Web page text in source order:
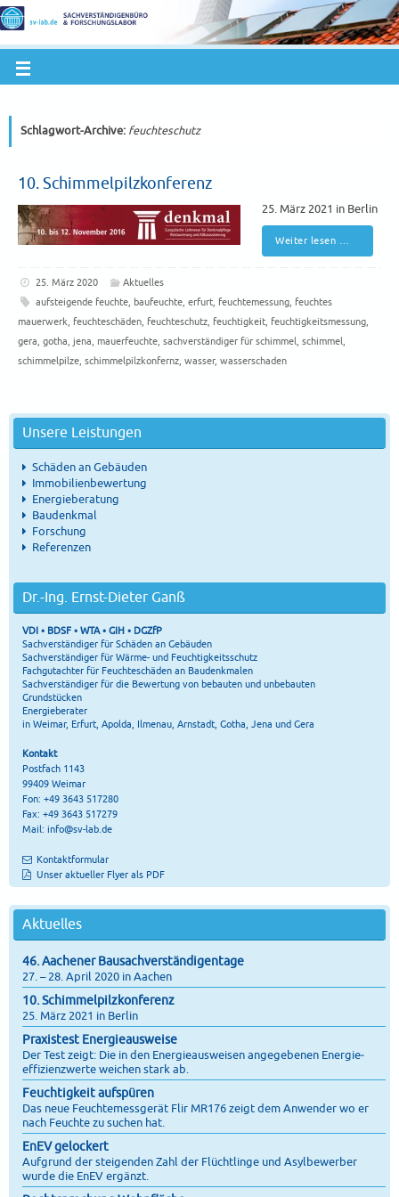
Schlagwort-Archive: feuchteschutz
10. Schimmelpilzkonferenz
25. März 2021 in Berlin
Weiter lesen …
25. März 2020
Aktuelles
aufsteigende feuchte, baufeuchte, erfurt, feuchtemessung, feuchtes
mauerwerk feuchteschäden feuchteschutz feuchtigkeit feuchtigkeitsmessung
gera gotha jena mauerfeuchte sachverständiger für schimmel schimmel
schimmelpilze schimmelpilzkonfernz wasser, wasserschaden
Unsere Leistungen
Schäden an Gebäuden
Immobilienbewertung
Energieberatung
Baudenkmal
Forschung
Referenzen
Dr.-Ing. Ernst-Dieter Ganß
VDI • BDSF • WTA • GIH • DGZfP
Sachverständiger für Schäden an Gebäuden
Sachverständiger für Wärme- und Feuchtigkeitsschutz
Fachgutachter für Feuchteschäden an Baudenkmalen
Sachverständiger für die Bewertung von bebauten und unbebauten
Grundstücken
Energieberater
in Weimar, Erfurt, Apolda, Ilmenau, Arnstadt, Gotha, Jena und Gera
Kontakt
Postfach 1143
99409 Weimar
Fon: +49 3643 517280
Fax: +49 3643 517279
Mail: info@sv-lab.de
Kontaktformular
Unser aktueller Flyer als PDF
Aktuelles
46. Aachener Bausachverständigentage
27. – 28. April 2020 in Aachen
10. Schimmelpilzkonferenz
25. März 2021 in Berlin
Praxistest Energieausweise
Der Test zeigt: Die in den Energie­ausweisen angegebenen Energie­
effizienz­werte weichen stark ab.
Feuchtigkeit aufspüren
Das neue Feuchtemessgerät Flir MR176 zeigt dem Anwender wo er
nach Feuchte zu suchen hat.
EnEV gelockert
Aufgrund der steigenden Zahl der Flüchtlinge und Asylbewerber
wurde die EnEV ergänzt.